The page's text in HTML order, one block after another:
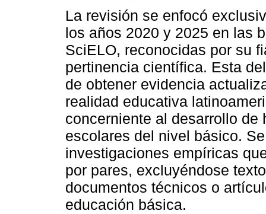
La revisión se enfocó
los años 2020 y 2025 en las
SciELO, reconocidas por su
pertinencia científica. Esta
de obtener evidencia
realidad educativa
concerniente al desarrollo
escolares del nivel básico.
investigaciones empíricas
por pares, excluyéndose
documentos técnicos o
educación básica.